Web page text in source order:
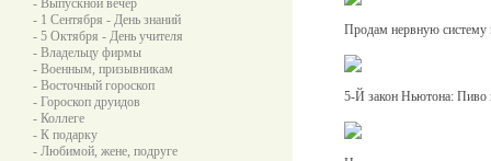
- Выпускной вечер
- 1 Сентября - День знаний
- 5 Октября - День учителя
- Владельцу фирмы
- Военным, призывникам
- Восточный гороскоп
- Гороскоп друидов
- Коллеге
- К подарку
- Любимой, жене, подруге
Продам нервную систему
5-Й закон Ньютона: Пиво